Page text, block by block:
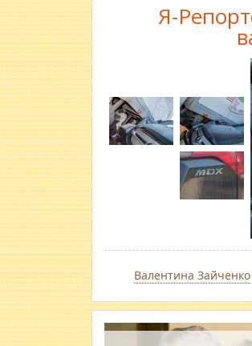
Я-
Валентина Зайченко